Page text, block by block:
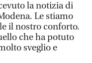
la notizia di
Le stiamo
il nostro conforto.
che ha potuto
sveglio e